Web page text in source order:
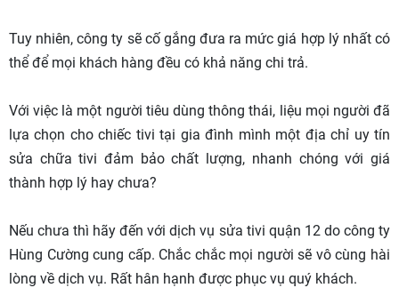
Tuy nhiên, công ty sẽ cố gắng đưa ra mức giá hợp lý nhất có
thể để mọi khách hàng đều có khả năng chi trả.
Với việc là một người tiêu dùng thông thái, liệu mọi người đã
lựa chọn cho chiếc tivi tại gia đình mình một địa chỉ uy tín
sửa chữa tivi đảm bảo chất lượng, nhanh chóng với giá
thành hợp lý hay chưa?
Nếu chưa thì hãy đến với dịch vụ sửa tivi quận 12 do công ty
Hùng Cường cung cấp. Chắc chắc mọi người sẽ vô cùng hài
lòng về dịch vụ. Rất hân hạnh được phục vụ quý khách.